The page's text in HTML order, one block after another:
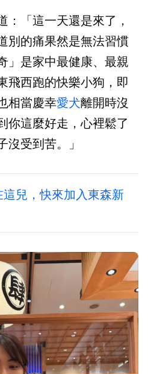
：「這一天還是來了，
別的痛果然是無法習慣
」是家中最健康、最親
飛西跑的快樂小狗，即
相當慶幸愛犬離開時沒
你這麼好走，心裡鬆了
沒受到苦。」
兒，快來加入東森新